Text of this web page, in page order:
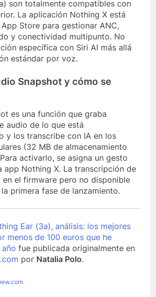
son totalmente compatibles con
La aplicación Nothing X está
Store para gestionar ANC,
y conectividad multipunto. No
específica con Siri AI más allá
estándar por voz.
Snapshot y cómo se
es una función que graba
audio de lo que está
y los transcribe con IA en los
(32 MB de almacenamiento
activarlo, se asigna un gesto
app Nothing X. La transcripción de
en el firmware pero no disponible
primera fase de lanzamiento.
Ear (3a), análisis: los mejores
menos de 100 euros que he
fue publicada originalmente en
por Natalia Polo.